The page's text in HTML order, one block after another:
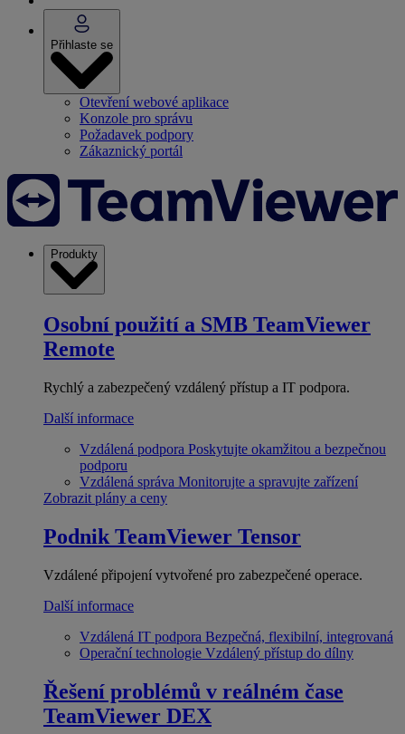
Přihlaste se
Otevření webové aplikace
Konzole pro správu
Požadavek podpory
Zákaznický portál
Produkty
Osobní použití a SMB TeamViewer
Remote
Rychlý a zabezpečený vzdálený přístup a IT podpora.
Další informace
Vzdálená podpora Poskytujte okamžitou a bezpečnou
podporu
Vzdálená správa Monitorujte a spravujte zařízení
Zobrazit plány a ceny
Podnik TeamViewer Tensor
Vzdálené připojení vytvořené pro zabezpečené operace.
Další informace
Vzdálená IT podpora Bezpečná, flexibilní, integrovaná
Operační technologie Vzdálený přístup do dílny
Řešení problémů v reálném čase
TeamViewer DEX